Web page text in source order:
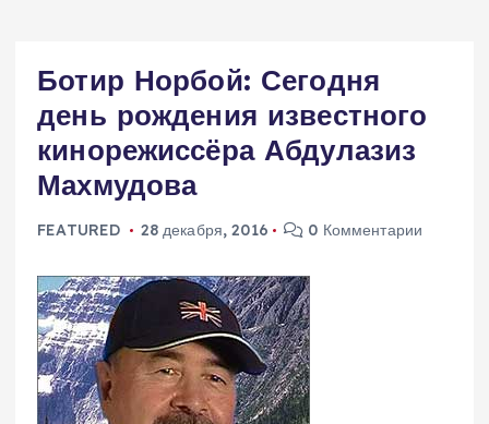
Ботир Норбой: Сегодня
день рождения известного
кинорежиссёра Абдулазиз
Махмудова
FEATURED 28 декабря, 2016 0 Комментарии